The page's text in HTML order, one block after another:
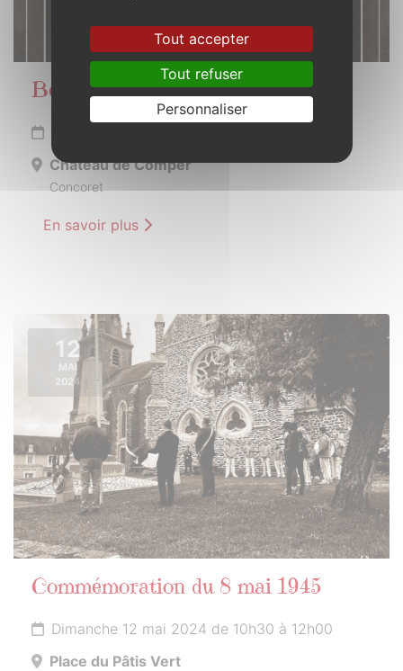
Beltaine en Brocéliande
Château de Comper
Concoret
En savoir plus
12
MAI
2024
Commémoration du 8 mai 1945
Dimanche 12 mai 2024 de 10h30 à 12h00
Place du Pâtis Vert
Tout accepter
Tout refuser
Personnaliser